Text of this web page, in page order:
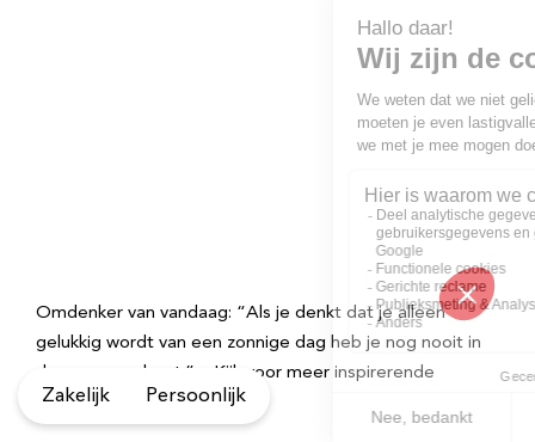
Omdenker van vandaag: “Als je denkt dat je alleen
gelukkig wordt van een zonnige dag heb je nog nooit in
de regen gedanst.” – Kijk voor meer inspirerende
spreuken op Omdenken.nl
Zakelijk Persoonlijk